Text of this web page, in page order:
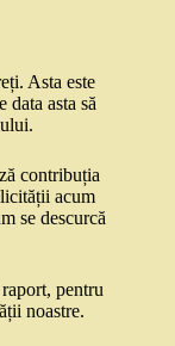
Asta este
data asta să
contribuția
acum
se descurcă
pentru
noastre.